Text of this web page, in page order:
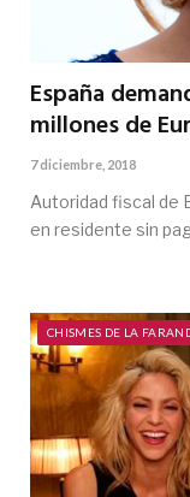
España
millones de
7 diciembre, 2018
Autoridad fiscal de
en residente sin
CHISMES DE LA